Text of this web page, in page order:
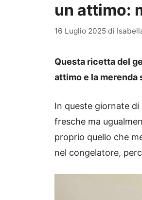
un attimo:
16 Luglio 2025 di
Questa ricetta del
attimo e la merenda
In queste giornate
fresche ma
proprio quello che
nel congelatore,